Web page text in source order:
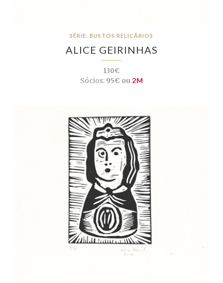
SÉRIE: BUSTOS RELICÁRIOS
ALICE GEIRINHAS
130€
Sócios:95€ ou 2M